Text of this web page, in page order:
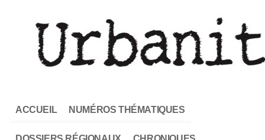
ACCUEIL NUMÉROS THÉMATIQUES